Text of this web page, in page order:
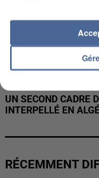
UN SECOND CADRE
INTERPELLÉ EN
RÉCEMMENT